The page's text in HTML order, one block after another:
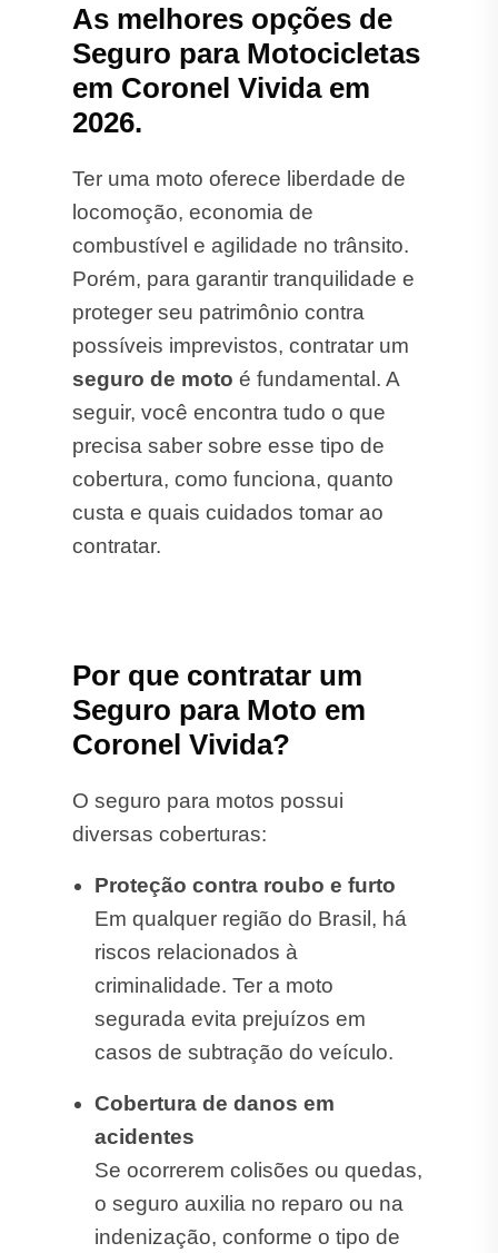
As melhores opções de
Seguro para Motocicletas
em Coronel Vivida em
2026.
Ter uma moto oferece liberdade de
locomoção, economia de
combustível e agilidade no trânsito.
Porém, para garantir tranquilidade e
proteger seu patrimônio contra
possíveis imprevistos, contratar um
seguro de moto é fundamental. A
seguir, você encontra tudo o que
precisa saber sobre esse tipo de
cobertura, como funciona, quanto
custa e quais cuidados tomar ao
contratar.
Por que contratar um
Seguro para Moto em
Coronel Vivida?
O seguro para motos possui
diversas coberturas:
Proteção contra roubo e furto
Em qualquer região do Brasil, há
riscos relacionados à
criminalidade. Ter a moto
segurada evita prejuízos em
casos de subtração do veículo.
Cobertura de danos em
acidentes
Se ocorrerem colisões ou quedas,
o seguro auxilia no reparo ou na
indenização, conforme o tipo de